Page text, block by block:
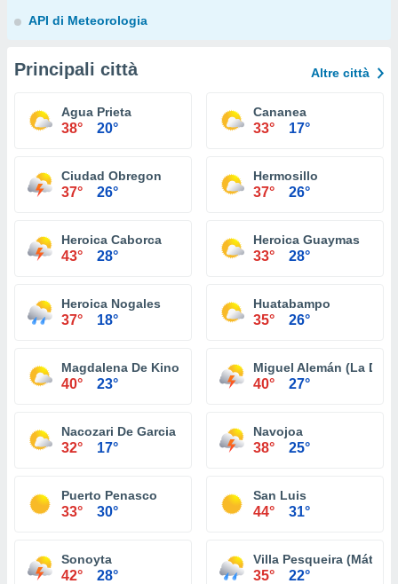
API di Meteorologia
Principali città Altre città
Agua Prieta
38° 20°
Cananea
33° 17°
Ciudad Obregon
37° 26°
Hermosillo
37° 26°
Heroica Caborca
43° 28°
Heroica Guaymas
33° 28°
Heroica Nogales
37° 18°
Huatabampo
35° 26°
Magdalena De Kino
40° 23°
Miguel Alemán (La
40° 27°
Nacozari De Garcia
32° 17°
Navojoa
38° 25°
Puerto Penasco
33° 30°
San Luis
44° 31°
Sonoyta
42° 28°
Villa Pesqueira
35° 22°